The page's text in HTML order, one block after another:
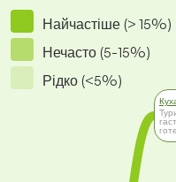
Найчастіше (> 15%)
Нечасто (5-15%)
Рідко (<5%)